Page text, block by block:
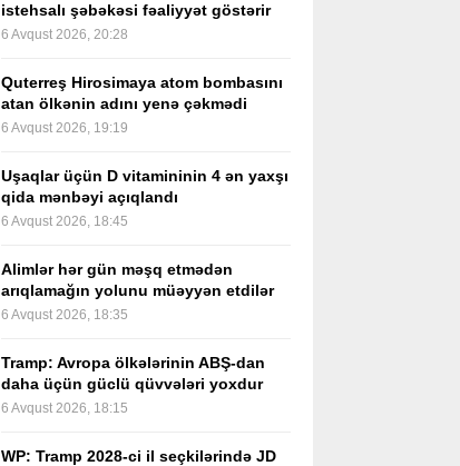
istehsalı şəbəkəsi fəaliyyət göstərir
6 Avqust 2026, 20:28
Quterreş Hirosimaya atom bombasını
atan ölkənin adını yenə çəkmədi
6 Avqust 2026, 19:19
Uşaqlar üçün D vitamininin 4 ən yaxşı
qida mənbəyi açıqlandı
6 Avqust 2026, 18:45
Alimlər hər gün məşq etmədən
arıqlamağın yolunu müəyyən etdilər
6 Avqust 2026, 18:35
Tramp: Avropa ölkələrinin ABŞ-dan
daha üçün güclü qüvvələri yoxdur
6 Avqust 2026, 18:15
WP: Tramp 2028-ci il seçkilərində JD